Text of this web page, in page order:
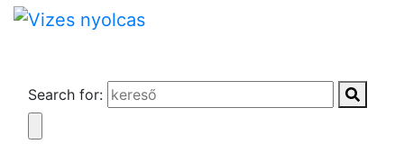
Search for: